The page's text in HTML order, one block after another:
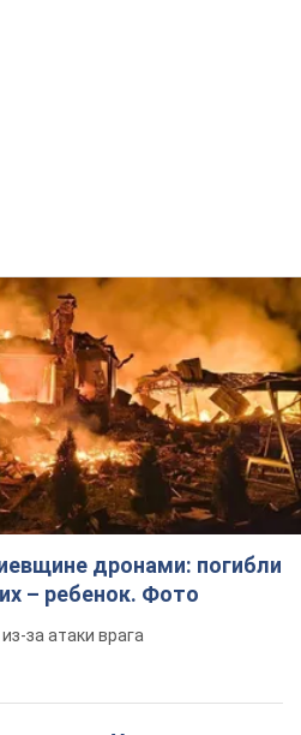
дронами: погибли
– ребенок. Фото
за атаки врага